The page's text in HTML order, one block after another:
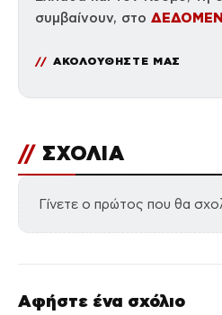
συμβαίνουν, στο
ΑΚΟΛΟΥΘΗΣΤΕ ΜΑΣ
// ΣΧΟΛΙΑ
Γίνετε ο πρώτος που θα
Αφήστε ένα σχόλιο